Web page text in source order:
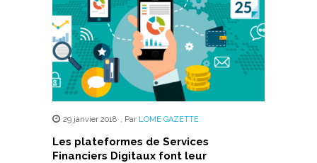
29 janvier 2018 , Par LOME GAZETTE
Les plateformes de Services
Financiers Digitaux font leur